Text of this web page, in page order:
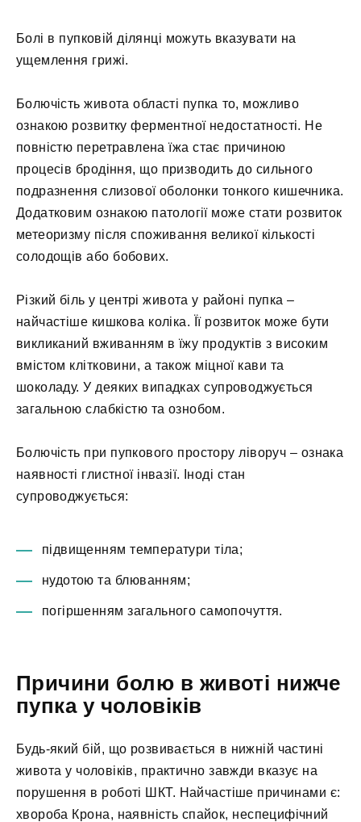
Болі в пупковій ділянці можуть вказувати на
ущемлення грижі.
Болючість живота області пупка то, можливо
ознакою розвитку ферментної недостатності. Не
повністю перетравлена їжа стає причиною
процесів бродіння, що призводить до сильного
подразнення слизової оболонки тонкого кишечника.
Додатковим ознакою патології може стати розвиток
метеоризму після споживання великої кількості
солодощів або бобових.
Різкий біль у центрі живота у районі пупка –
найчастіше кишкова коліка. Її розвиток може бути
викликаний вживанням в їжу продуктів з високим
вмістом клітковини, а також міцної кави та
шоколаду. У деяких випадках супроводжується
загальною слабкістю та ознобом.
Болючість при пупкового простору ліворуч – ознака
наявності глистної інвазії. Іноді стан
супроводжується:
підвищенням температури тіла;
нудотою та блюванням;
погіршенням загального самопочуття.
Причини болю в животі нижче
пупка у чоловіків
Будь-який бій, що розвивається в нижній частині
живота у чоловіків, практично завжди вказує на
порушення в роботі ШКТ. Найчастіше причинами є:
хвороба Крона, наявність спайок, неспецифічний